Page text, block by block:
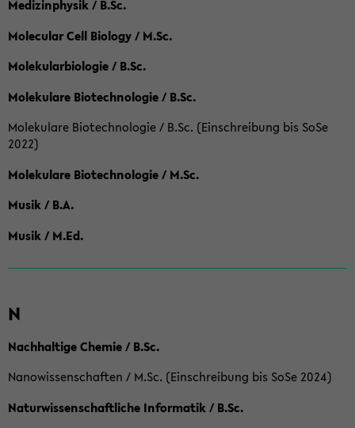
Medizinphysik / B.Sc.
Molecular Cell Biology / M.Sc.
Molekularbiologie / B.Sc.
Molekulare Biotechnologie / B.Sc.
Molekulare Biotechnologie / B.Sc. (Einschreibung bis SoSe
2022)
Molekulare Biotechnologie / M.Sc.
Musik / B.A.
Musik / M.Ed.
N
Nachhaltige Chemie / B.Sc.
Nanowissenschaften / M.Sc. (Einschreibung bis SoSe 2024)
Naturwissenschaftliche Informatik / B.Sc.